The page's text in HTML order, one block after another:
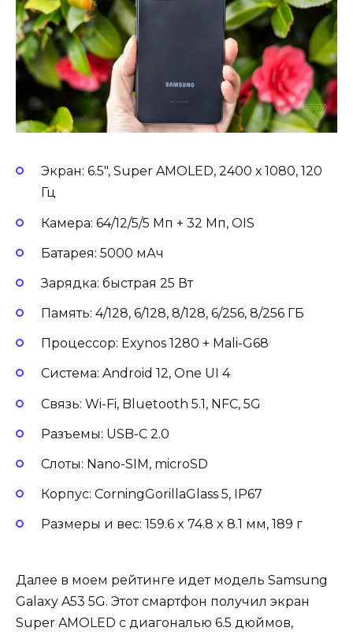
Экран: 6.5″, Super AMOLED, 2400 х 1080, 120
Гц
Камера: 64/12/5/5 Мп + 32 Мп, OIS
Батарея: 5000 мАч
Зарядка: быстрая 25 Вт
Память: 4/128, 6/128, 8/128, 6/256, 8/256 ГБ
Процессор: Exynos 1280 + Mali-G68
Система: Android 12, One UI 4
Связь: Wi-Fi, Bluetooth 5.1, NFC, 5G
Разъемы: USB-С 2.0
Слоты: Nano-SIM, microSD
Корпус: CorningGorillaGlass 5, IP67
Размеры и вес: 159.6 x 74.8 x 8.1 мм, 189 г
Далее в моем рейтинге идет модель Samsung
Galaxy A53 5G. Этот смартфон получил экран
Super AMOLED с диагональю 6.5 дюймов,